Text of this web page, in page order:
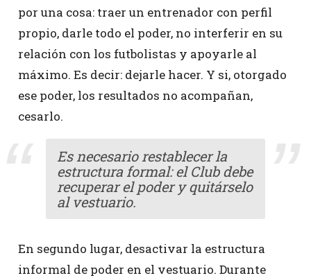
por una cosa: traer un entrenador con perfil
propio, darle todo el poder, no interferir en su
relación con los futbolistas y apoyarle al
máximo. Es decir: dejarle hacer. Y si, otorgado
ese poder, los resultados no acompañan,
cesarlo.
Es necesario restablecer la
estructura formal: el Club debe
recuperar el poder y quitárselo
al vestuario.
En segundo lugar, desactivar la estructura
informal de poder en el vestuario. Durante